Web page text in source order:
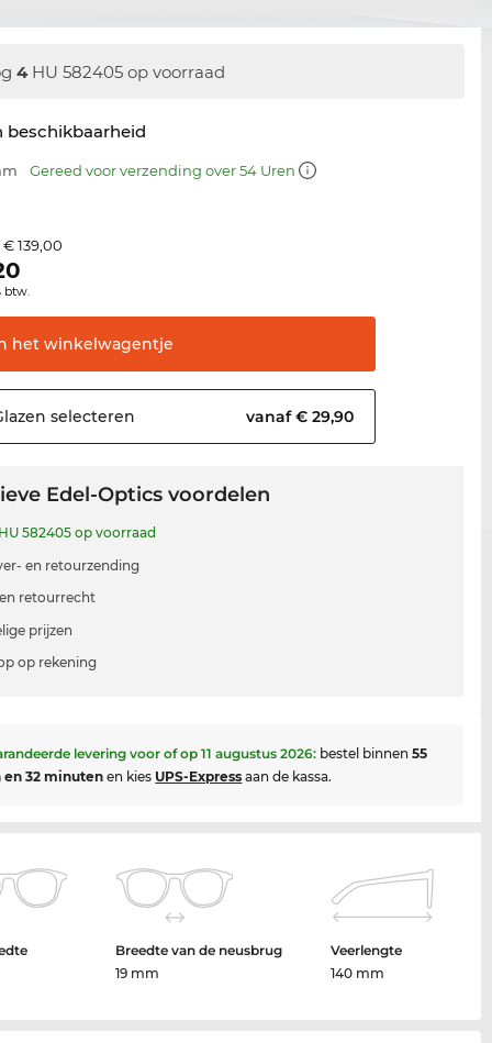
4HU 582405 op voorraad
beschikbaarheid
Gereed voor verzending over 54 Uren
€ 139,00
btw.
het winkelwagentje
selecteren vanaf € 29,90
Edel-Optics voordelen
582405 op voorraad
en retourzending
retourrecht
prijzen
op rekening
levering voor of op11 augustus 2026: bestel binnen55
en 32 minuten en kies UPS-Express aan de kassa.
Breedte van de neusbrug
19 mm
Veerlengte
140 mm